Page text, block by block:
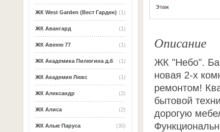
(1)
ЖК West Garden (Вест Гарден)
(1)
ЖК Авангард
(1)
ЖК Авеню 77
(1)
ЖК Академика Пилюгина д.6
(1)
ЖК Академия Люкс
(2)
ЖК Александр
(2)
ЖК Алиса
(30)
ЖК Алые Паруса
Этаж
Описание
ЖК "Небо".
новая 2-х
ремонтом!
бытовой
дорогую